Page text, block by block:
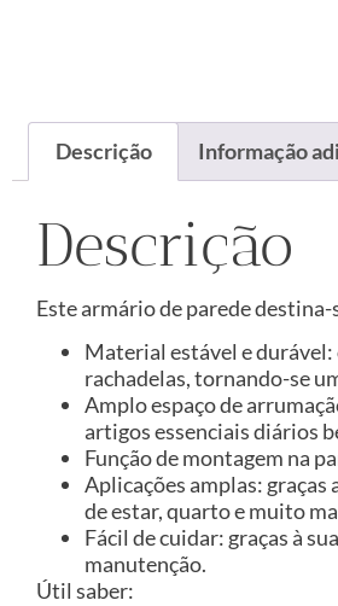
Descrição Informação
Descrição
Este armário de parede
Material estável e durável:
rachadelas, tornando-se
Amplo espaço de
artigos essenciais diários
Função de montagem na
Aplicações amplas: graças
de estar, quarto e muito
Fácil de cuidar: graças à
manutenção.
Útil saber: